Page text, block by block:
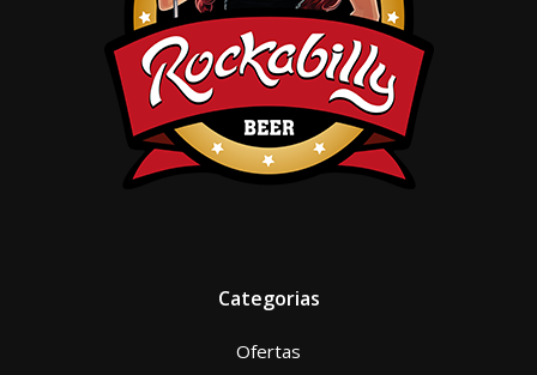
Categorias
Ofertas